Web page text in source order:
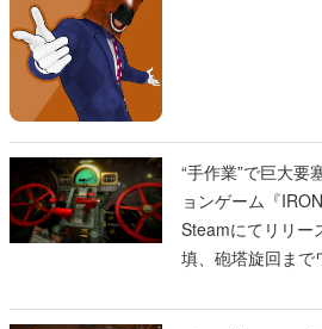
“手作業”で巨大要
ョンゲーム『
Steamにてリリー
填、砲塔旋回まで
一撃をブチかま